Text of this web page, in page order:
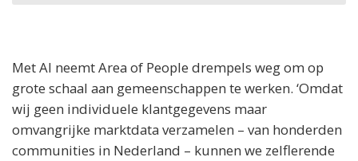
Met AI neemt Area of People drempels weg om op
grote schaal aan gemeenschappen te werken. ‘Omdat
wij geen individuele klantgegevens maar
omvangrijke marktdata verzamelen – van honderden
communities in Nederland – kunnen we zelflerende